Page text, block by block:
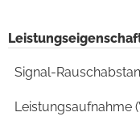
Signal-
Leistungsaufnahme